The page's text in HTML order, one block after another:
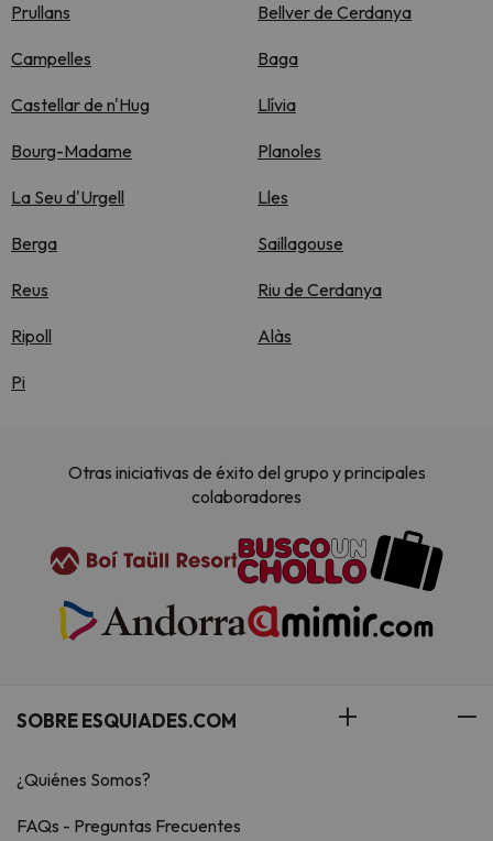
Prullans Bellver de Cerdanya
Campelles Baga
Castellar de n'Hug Llívia
Bourg-Madame Planoles
La Seu d'Urgell Lles
Berga Saillagouse
Reus Riu de Cerdanya
Ripoll Alàs
Pi
Otras iniciativas de éxito del grupo y principales
colaboradores
SOBRE ESQUIADES.COM
¿Quiénes Somos?
FAQs - Preguntas Frecuentes